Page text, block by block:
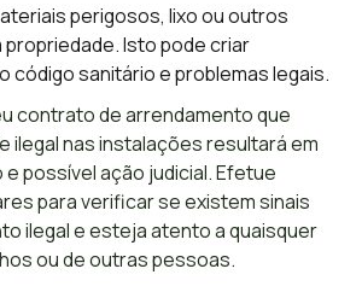
perigosos, lixo ou outros
Isto pode criar
código sanitário e problemas legais.
contrato de arrendamento que
ilegal nas instalações resultará em
possível ação judicial. Efetue
para verificar se existem sinais
ilegal e esteja atento a quaisquer
ou de outras pessoas.